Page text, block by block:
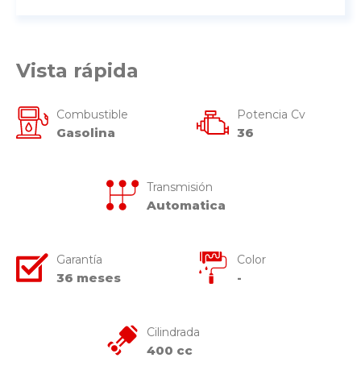
Vista rápida
Combustible
Gasolina
Potencia Cv
36
Transmisión
Automatica
Garantía
36 meses
Color
-
Cilindrada
400 cc